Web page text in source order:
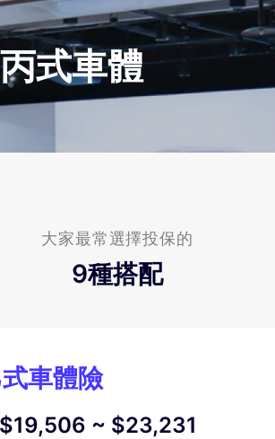
式車體
大家最常選擇投保的
9種搭配
車體險
$19,506 ~ $23,231